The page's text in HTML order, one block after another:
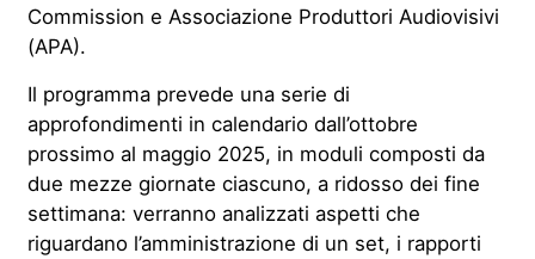
Commission e Associazione Produttori Audiovisivi
(APA).
Il programma prevede una serie di
approfondimenti in calendario dall’ottobre
prossimo al maggio 2025, in moduli composti da
due mezze giornate ciascuno, a ridosso dei fine
settimana: verranno analizzati aspetti che
riguardano l’amministrazione di un set, i rapporti